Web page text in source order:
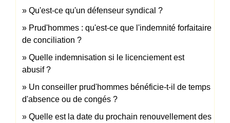
Qu'est-ce qu'un défenseur syndical ?
Prud'hommes : qu'est-ce que l'indemnité forfaitaire
de conciliation ?
Quelle indemnisation si le licenciement est
abusif ?
Un conseiller prud'hommes bénéficie-t-il de temps
d'absence ou de congés ?
Quelle est la date du prochain renouvellement des